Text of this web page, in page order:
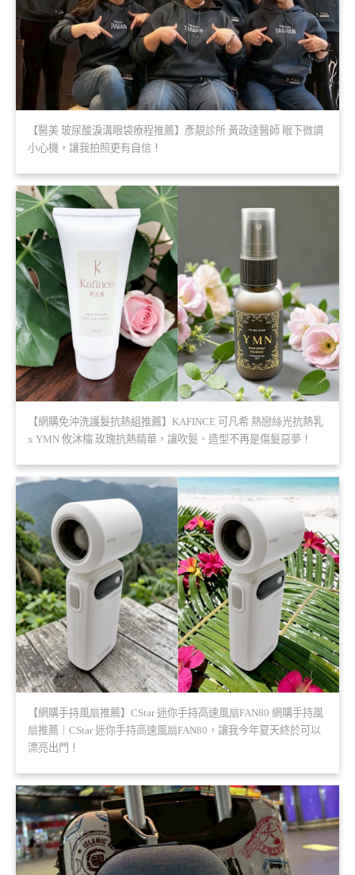
【醫美 玻尿酸淚溝眼袋療程推薦】彥靚診所 黃政達醫師 眼下微調
小心機，讓我拍照更有自信！
【網購免沖洗護髮抗熱組推薦】KAFINCE 可凡希 熱戀絲光抗熱乳
x YMN 攸沐橣 玫瑰抗熱精華，讓吹髮、造型不再是傷髮惡夢！
【網購手持風扇推薦】CStar 迷你手持高速風扇FAN80 網購手持風
扇推薦｜CStar 迷你手持高速風扇FAN80，讓我今年夏天終於可以
漂亮出門！